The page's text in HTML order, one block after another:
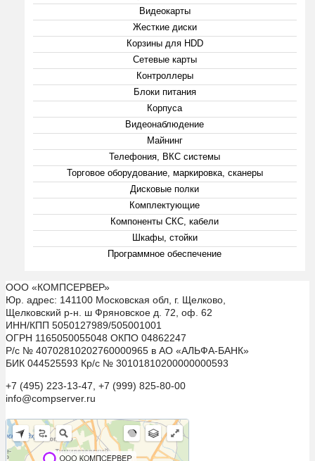
Видеокарты
Жесткие диски
Корзины для HDD
Сетевые карты
Контроллеры
Блоки питания
Корпуса
Видеонаблюдение
Майнинг
Телефония, ВКС системы
Торговое оборудование, маркировка, сканеры
Дисковые полки
Комплектующие
Компоненты СКС, кабели
Шкафы, стойки
Программное обеспечение
ООО «КОМПСЕРВЕР»
Юр. адрес: 141100 Московская обл, г. Щелково,
Щелковский р-н. ш Фряновское д. 72, оф. 62
ИНН/КПП 5050127989/505001001
ОГРН 1165050055048 ОКПО 04862247
Р/с № 40702810202760000965 в АО «АЛЬФА-БАНК»
БИК 044525593 Кр/с № 30101810200000000593
+7 (495) 223-13-47, +7 (999) 825-80-00
info@compserver.ru